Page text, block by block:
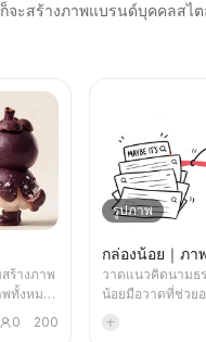
จะสร้างภาพแบรนด์บุคคลสไ
ร้างภาพ
ทั้งหมด
ทั้ง
สอบ
0 200
รูปภาพ
กล่องน้อย｜ภา
วาดแนวคิดนามธ
น้อยมือวาดที่ช่วย
บทความ บล็อก ก
AI ระเบียบวิธี แล
十